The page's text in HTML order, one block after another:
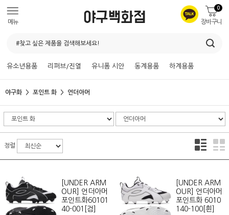
메뉴 장바구니
0
유소년용품 리퍼브/진열 유니폼 시안 동계용품 하계용품
야구화 포인트 화 언더아머
정렬
[UNDER ARM
OUR] 언더아머
포인트화60101
40-001[검]
[UNDER ARM
OUR] 언더아머
포인트화 6010
140-100[흰]